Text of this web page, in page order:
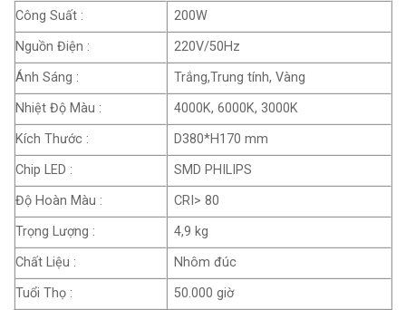
Công Suất :
200W
Nguồn Điện :
220V/50Hz
Ánh Sáng :
Trắng,Trung tính, Vàng
Nhiệt Độ Màu :
4000K, 6000K, 3000K
Kích Thước :
D380*H170 mm
Chip LED :
SMD PHILIPS
Độ Hoàn Màu :
CRI> 80
Trọng Lượng :
4,9 kg
Chất Liệu :
Nhôm đúc
Tuổi Thọ :
50.000 giờ